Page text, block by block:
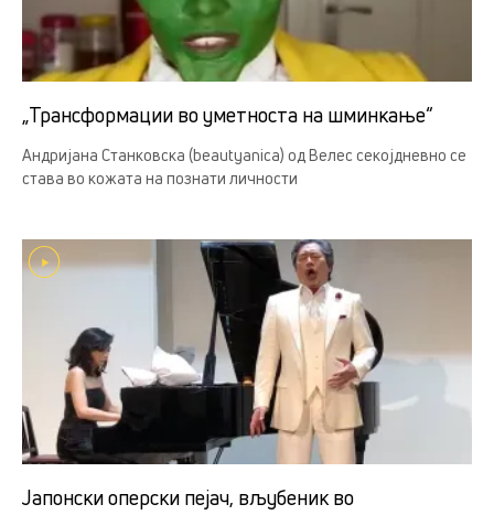
„Трансформации во уметноста на шминкање“
Андријана Станковска (beautyanica) од Велес секојдневно се
става во кожата на познати личности
Јапонски оперски пејач, вљубеник во